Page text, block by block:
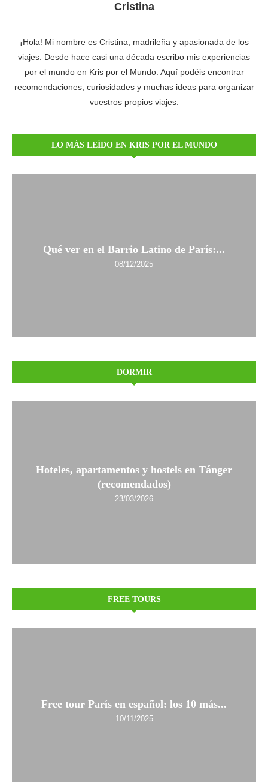
Cristina
¡Hola! Mi nombre es Cristina, madrileña y apasionada de los
viajes. Desde hace casi una década escribo mis experiencias
por el mundo en Kris por el Mundo. Aquí podéis encontrar
recomendaciones, curiosidades y muchas ideas para organizar
vuestros propios viajes.
LO MÁS LEÍDO EN KRIS POR EL MUNDO
Qué ver en el Barrio Latino de París:...
08/12/2025
DORMIR
Hoteles, apartamentos y hostels en Tánger
(recomendados)
23/03/2026
FREE TOURS
Free tour París en español: los 10 más...
10/11/2025